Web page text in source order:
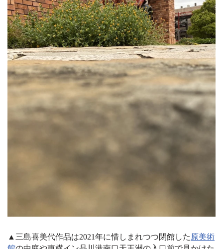
▲三島喜美代作品は2021年に惜しまれつつ閉館した原美術